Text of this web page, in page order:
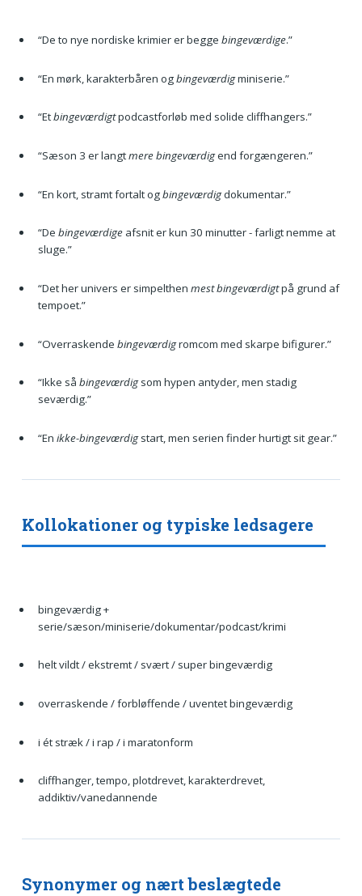
“De to nye nordiske krimier er begge bingeværdige.”
“En mørk, karakterbåren ogbingeværdigminiserie.”
“Etbingeværdigtpodcastforløb med solide cliffhangers.”
“Sæson 3 er langtmere bingeværdigend forgængeren.”
“En kort, stramt fortalt ogbingeværdigdokumentar.”
“De bingeværdigeafsnit er kun 30 minutter - farligt nemme at
sluge.”
“Det her univers er simpelthen mest bingeværdigtpå grund af
tempoet.”
“Overraskende bingeværdigromcom med skarpe bifigurer.”
“Ikke så bingeværdigsom hypen antyder, men stadig
seværdig.”
“En ikke-bingeværdigstart, men serien finder hurtigt sit gear.”
Kollokationer og typiske ledsagere
bingeværdig +
serie/sæson/miniserie/dokumentar/podcast/krimi
helt vildt / ekstremt / svært / super bingeværdig
overraskende / forbløffende / uventet bingeværdig
i ét stræk / i rap / i maratonform
cliffhanger, tempo, plotdrevet, karakterdrevet,
addiktiv/vanedannende
Synonymer og nært beslægtede